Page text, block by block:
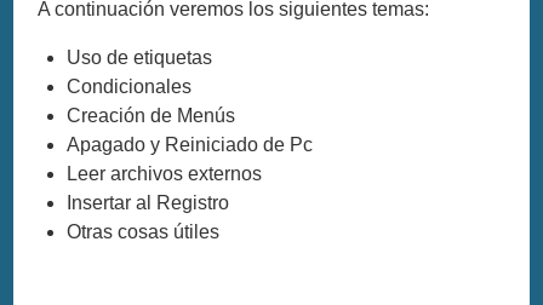
A continuación veremos los siguientes temas:
Uso de etiquetas
Condicionales
Creación de Menús
Apagado y Reiniciado de Pc
Leer archivos externos
Insertar al Registro
Otras cosas útiles